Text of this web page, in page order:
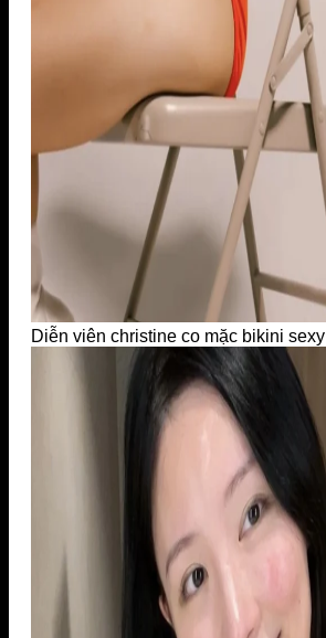
Diễn viên christine co mặc bikini sexy